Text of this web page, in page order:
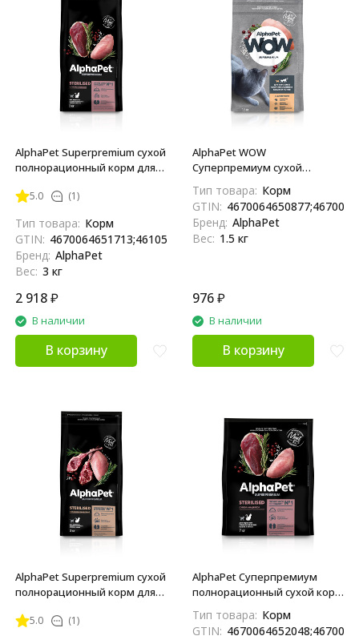
AlphaPet Superpremium сухой
полнорационный корм для
кошек и котов с уткой и
5.0 (1)
Тип товара: Корм
GTIN: 4670064651713;4610584312329
Бренд: AlphaPet
Вес: 3 кг
2 918₽
В наличии
В корзину
AlphaPet WOW
Суперпремиум сухой
взрослых стерилизованных
кошек и котов c цыпленком -
1,5 кг
Тип товара: Корм
GTIN:
Бренд: AlphaPet
Вес: 1.5 кг
976₽
В наличии
В корзину
AlphaPet Superpremium сухой
полнорационный корм для
кошек и котов с ягненком и
5.0 (1)
AlphaPet Суперпремиум
полнорационный сухой корм
стерилизованных кошек с
Тип товара: Корм
GTIN: